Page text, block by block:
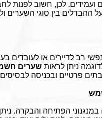
לכן, חשוב לפנות
ההבדלים בין סוגי השערים
רב לדיירים או
ניתן לראותשערים
פרטיים ובכניסה
במנגנוני הפתיחה והבקרה.